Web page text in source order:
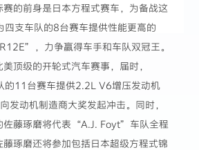
赛的前身是日本方程式赛车，为备战这
四支车队的8台赛车提供性能更高的
，力争赢得车手和车队双冠王。
顶级的开轮式汽车赛事，届时，
的11台赛车提供2.2L V6增压发动机
发动机制造商大奖发起冲击。同时，
佐藤琢磨将代表“A.J. Foyt”车队全程
琢磨还将参加包括日本超级方程式锦